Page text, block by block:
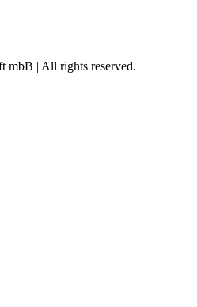
mbB | All rights reserved.